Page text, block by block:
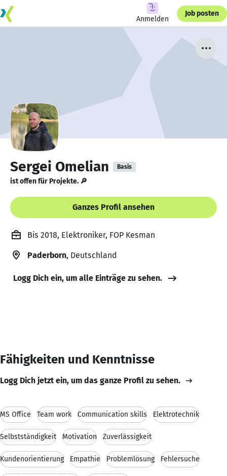
Anmelden
Job posten
Sergei Omelian Basis
ist offen für Projekte. 🔎
Ganzes Profil ansehen
Bis 2018, Elektroniker, FOP Kesman
Paderborn, Deutschland
Logg Dich ein, um alle Einträge zu sehen.
Fähigkeiten und Kenntnisse
Logg Dich jetzt ein, um das ganze Profil zu sehen.
MS Office Team work Communication skills Elektrotechnik
Selbstständigkeit Motivation Zuverlässigkeit
Kundenorientierung Empathie Problemlösung Fehlersuche